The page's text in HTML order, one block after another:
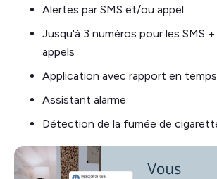
Alertes par SMS et/ou appel
Jusqu'à 3 numéros pour les SMS
appels
Application avec rapport en
Assistant alarme
Détection de la fumée de